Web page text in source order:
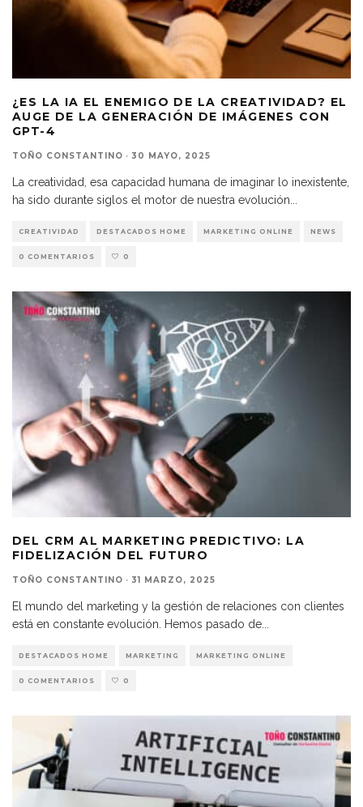
¿ES LA IA EL ENEMIGO DE LA CREATIVIDAD? EL
AUGE DE LA GENERACIÓN DE IMÁGENES CON
GPT-4
TOÑO CONSTANTINO · 30 MAYO, 2025
La creatividad, esa capacidad humana de imaginar lo inexistente,
ha sido durante siglos el motor de nuestra evolución...
CREATIVIDAD DESTACADOS HOME MARKETING ONLINE NEWS
0 COMENTARIOS 0
DEL CRM AL MARKETING PREDICTIVO: LA
FIDELIZACIÓN DEL FUTURO
TOÑO CONSTANTINO · 31 MARZO, 2025
El mundo del marketing y la gestión de relaciones con clientes
está en constante evolución. Hemos pasado de
DESTACADOS HOME MARKETING MARKETING ONLINE
0 COMENTARIOS 0